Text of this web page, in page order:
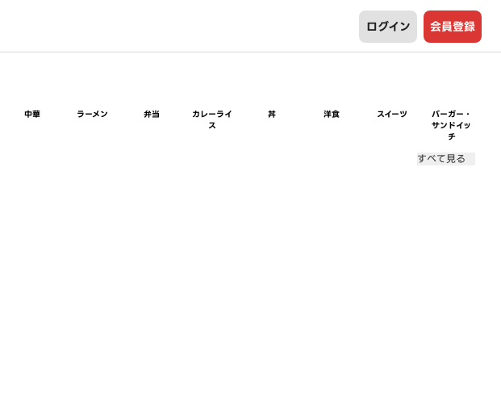
ログイン 会員登録
中華 ラーメン 弁当
カレーライ
ス
丼 洋食 スイーツ
バーガー・
サンドイッ
チ
すべて見る